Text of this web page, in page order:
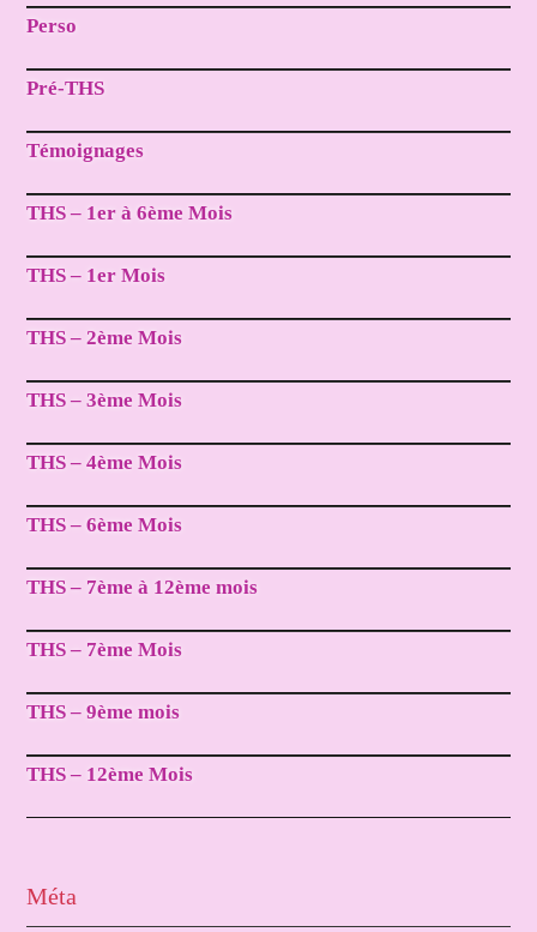
Perso
Pré-THS
Témoignages
THS – 1er à 6ème Mois
THS – 1er Mois
THS – 2ème Mois
THS – 3ème Mois
THS – 4ème Mois
THS – 6ème Mois
THS – 7ème à 12ème mois
THS – 7ème Mois
THS – 9ème mois
THS – 12ème Mois
Méta